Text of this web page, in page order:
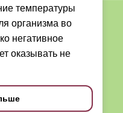
температуры
организма во
негативное
оказывать не